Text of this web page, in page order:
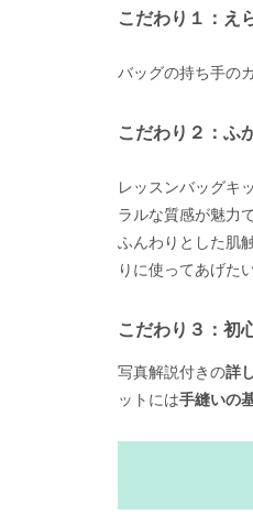
こだわり１：え
バッグの持ち手の
こだわり２：ふ
レッスンバッグキ
ラルな質感が魅力で
ふんわりとした肌
りに使ってあげた
こだわり３：初
写真解説付きの詳
ットには手縫いの